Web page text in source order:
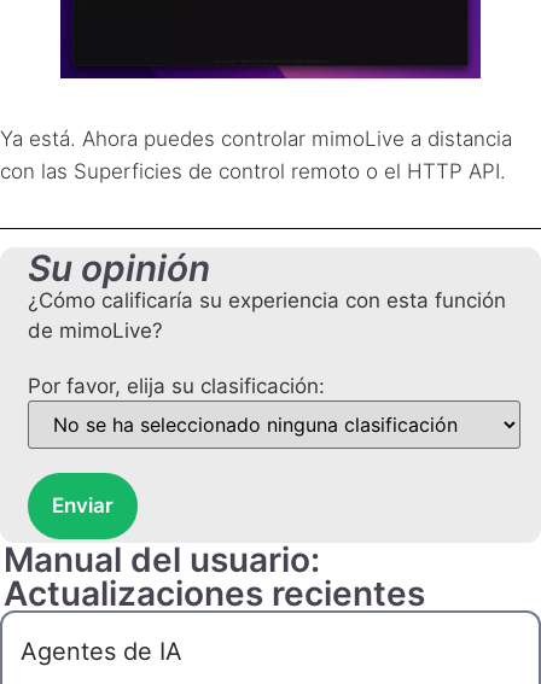
Ya está. Ahora puedes controlar mimoLive a distancia
con las Superficies de control remoto o el HTTP API.
Su opinión
¿Cómo calificaría su experiencia con esta función
de mimoLive?
Por favor, elija su clasificación:
Enviar
Manual del usuario:
Actualizaciones recientes
Agentes de IA